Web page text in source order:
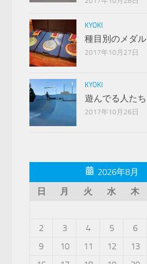
KYOKI
種目別のメダル
2017年10月27日
KYOKI
遊んでる人たち
2017年10月26日
2026年8月
日
月 火 水 木
2
3 4 5 6
9
10 11 12 13